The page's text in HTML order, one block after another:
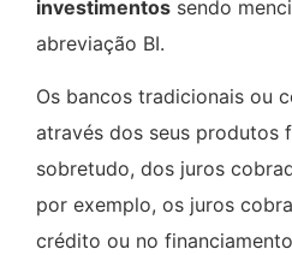
investimentos sendo
abreviação BI.
Os bancos tradicionais ou
através dos seus produtos
sobretudo, dos juros
por exemplo, os juros
crédito ou no